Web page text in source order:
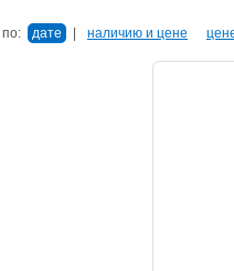
дате наличию и цене